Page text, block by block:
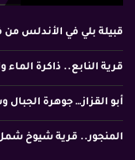
قبيلة بلي في الأندلس من
قرية النابع.. ذاكرة الماء
أبو القزاز… جوهرة
المنجور.. قرية شيوخ شمل